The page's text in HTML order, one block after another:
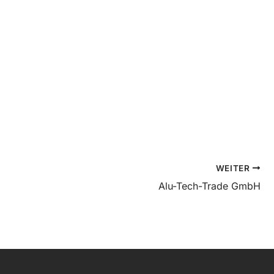
WEITER
Alu-Tech-Trade GmbH